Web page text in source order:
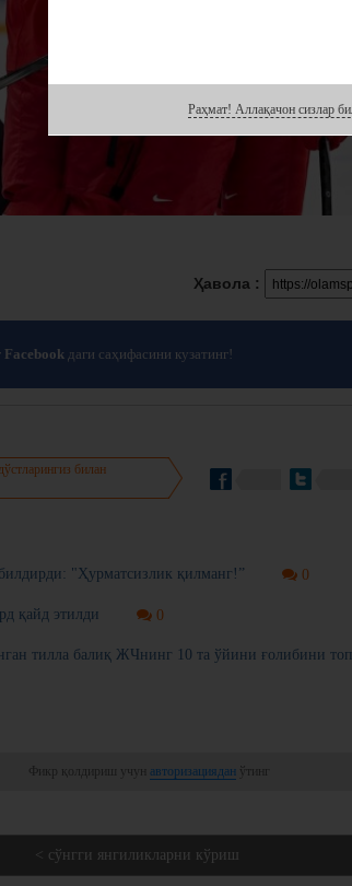
Ҳавола :
Facebook даги саҳифасини кузатинг!
билан
"Ҳурматсизлик қилманг!” 0
қайд этилди 0
тилла балиқ ЖЧнинг 10 та ўйини ғолибини
Фикр қолдириш учун авторизацияданўтинг
< сўнгги янгиликларни кўриш
Раҳмат! Аллақачон сизлар